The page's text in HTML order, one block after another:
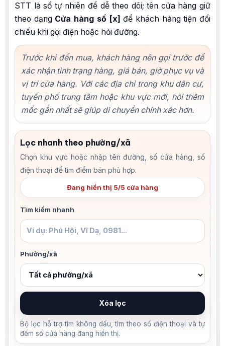
STT là số tự nhiên để dễ theo dõi; tên cửa hàng giữ
theo dạng Cửa hàng số [x] để khách hàng tiện đối
chiếu khi gọi điện hoặc hỏi đường.
Trước khi đến mua, khách hàng nên gọi trước để
xác nhận tình trạng hàng, giá bán, giờ phục vụ và
vị trí cửa hàng. Với các địa chỉ trong khu dân cư,
tuyến phố trung tâm hoặc khu vực mới, hỏi thêm
mốc gần nhất sẽ giúp di chuyển chính xác hơn.
Lọc nhanh theo phường/xã
Chọn khu vực hoặc nhập tên đường, số cửa hàng, số
điện thoại để tìm điểm bán phù hợp.
Đang hiển thị 5/5 cửa hàng
Tìm kiếm nhanh
Phường/xã
Xóa lọc
Bộ lọc hỗ trợ tìm không dấu, tìm theo số điện thoại và tự
đếm số cửa hàng đang hiển thị.